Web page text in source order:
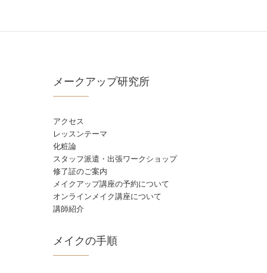
メークアップ研究所
アクセス
レッスンテーマ
化粧論
スタッフ派遣・出張ワークショップ
修了証のご案内
メイクアップ講座の予約について
オンラインメイク講座について
講師紹介
メイクの手順